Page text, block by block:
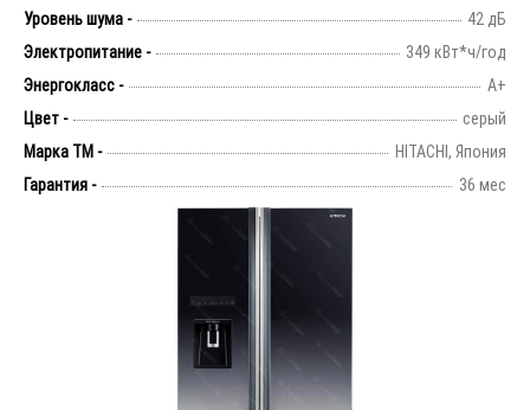
Уровень шума -
42 дБ
Электропитание -
349 кВт*ч/год
Энергокласс -
А+
Цвет -
серый
Марка ТМ -
HITACHI, Япония
Гарантия -
36 мес